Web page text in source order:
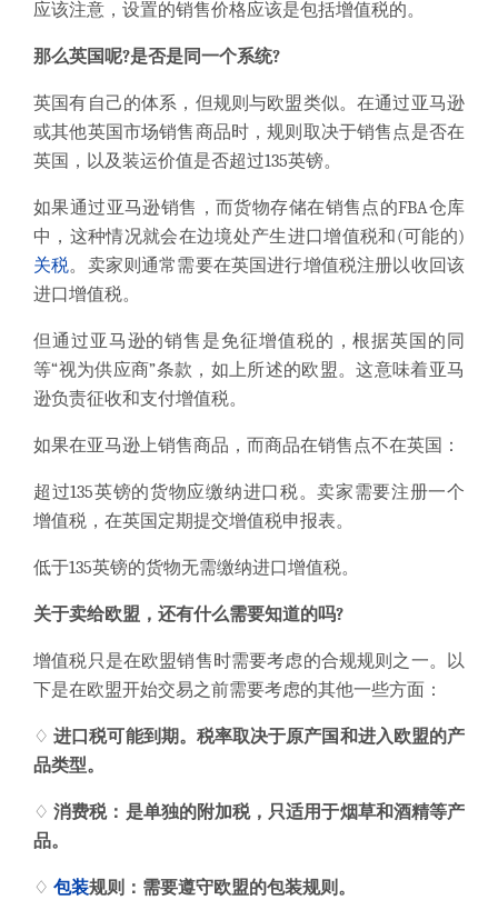
应该注意，设置的销售价格应该是包括增值税的。
那么英国呢?是否是同一个系统?
英国有自己的体系，但规则与欧盟类似。在通过亚马逊
或其他英国市场销售商品时，规则取决于销售点是否在
英国，以及装运价值是否超过135英镑。
如果通过亚马逊销售，而货物存储在销售点的FBA仓库
中，这种情况就会在边境处产生进口增值税和(可能的)
关税。卖家则通常需要在英国进行增值税注册以收回该
进口增值税。
但通过亚马逊的销售是免征增值税的，根据英国的同
等“视为供应商”条款，如上所述的欧盟。这意味着亚马
逊负责征收和支付增值税。
如果在亚马逊上销售商品，而商品在销售点不在英国：
超过135英镑的货物应缴纳进口税。卖家需要注册一个
增值税，在英国定期提交增值税申报表。
低于135英镑的货物无需缴纳进口增值税。
关于卖给欧盟，还有什么需要知道的吗?
增值税只是在欧盟销售时需要考虑的合规规则之一。以
下是在欧盟开始交易之前需要考虑的其他一些方面：
♢进口税可能到期。税率取决于原产国和进入欧盟的产
品类型。
♢消费税： 是单独的附加税，只适用于烟草和酒精等产
品。
♢ 包装规则：需要遵守欧盟的包装规则。